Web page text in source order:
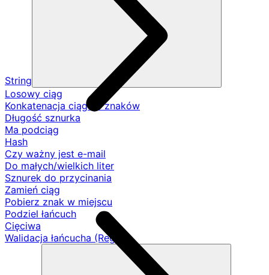
String
Losowy ciąg
Konkatenacja ciągów znaków
Długość sznurka
Ma podciąg
Hash
Czy ważny jest e-mail
Do małych/wielkich liter
Sznurek do przycinania
Zamień ciąg
Pobierz znak w miejscu
Podziel łańcuch
Cięciwa
Walidacja łańcucha (Regex)